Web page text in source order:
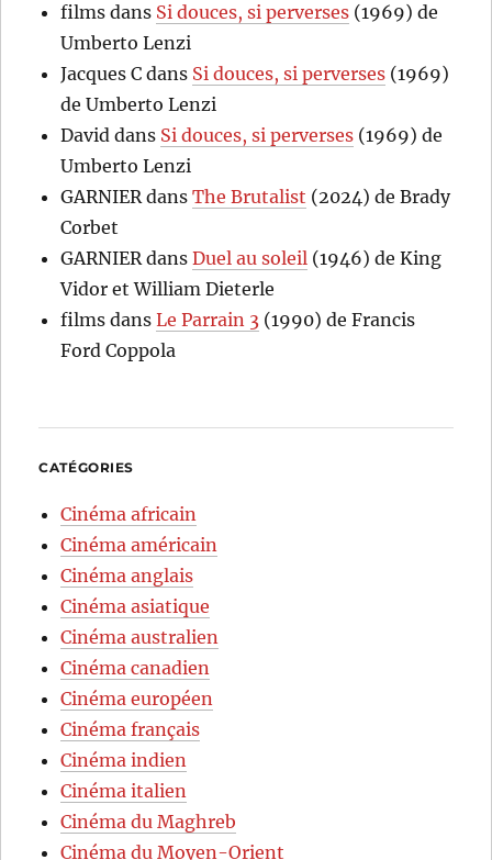
films dans Si douces, si perverses (1969) de
Umberto Lenzi
Jacques C dans Si douces, si perverses (1969)
de Umberto Lenzi
David dans Si douces, si perverses (1969) de
Umberto Lenzi
GARNIERdansThe Brutalist (2024) de Brady
Corbet
GARNIERdansDuel au soleil (1946) de King
Vidor et William Dieterle
films dansLe Parrain 3 (1990) de Francis
Ford Coppola
CATÉGORIES
Cinéma africain
Cinéma américain
Cinéma anglais
Cinéma asiatique
Cinéma australien
Cinéma canadien
Cinéma européen
Cinéma français
Cinéma indien
Cinéma italien
Cinéma du Maghreb
Cinéma du Moyen-Orient